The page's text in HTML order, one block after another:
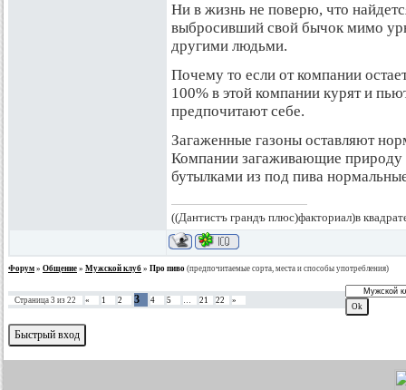
Ни в жизнь не поверю, что
выбросивший свой бычок мимо
другими людьми.
Почему то если от компании
100% в этой компании курят и
предпочитают себе.
Загаженные газоны оставляют
Компании загаживающие
бутылками из под пива
((Дантистъ грандъ плюс)факториал)в
Форум » Общение » Мужской клуб » Про пиво (предпочитаемые сорта, места и способы употребления)
Страница 3 из 22 « 1 2 3 4 5 … 21 22 »